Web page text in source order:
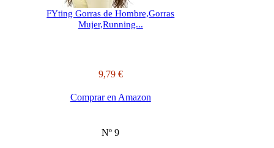
FYting Gorras de Hombre,Gorras
Mujer,Running...
9,79 €
Comprar en Amazon
Nº 9